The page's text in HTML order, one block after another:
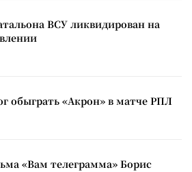
ВСУ ликвидирован на
обыграть «Акрон» в матче РПЛ
«Вам телеграмма» Борис